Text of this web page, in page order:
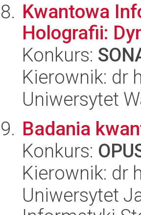
Kwantowa
Holografii:
Konkurs:
Kierownik: dr
Uniwersytet
Badania
Konkurs:
Kierownik: dr
Uniwersytet